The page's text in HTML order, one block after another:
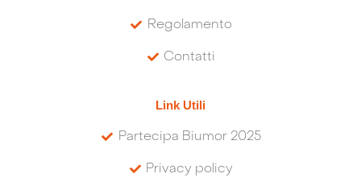
Regolamento
Contatti
Link Utili
Partecipa Biumor 2025
Privacy policy